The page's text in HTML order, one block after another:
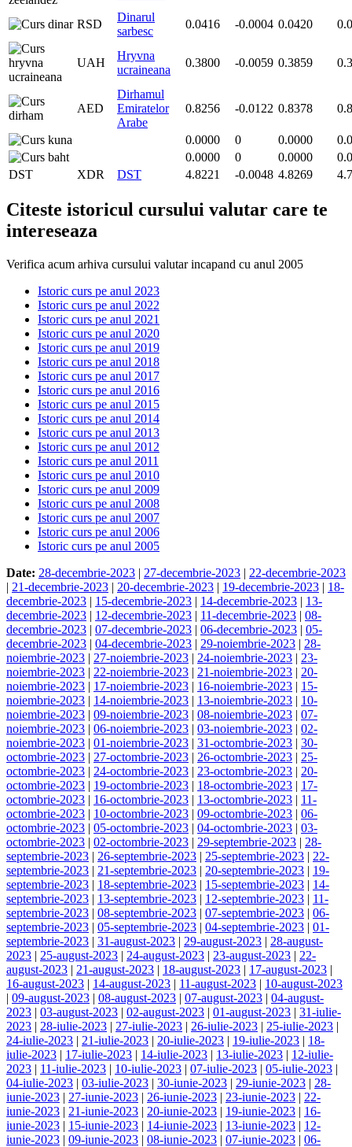
RSD
Dinarul
sarbesc
0.0416 -0.0004 0.0420
UAH
Hryvna
ucraineana
0.3800 -0.0059 0.3859
AED
Dirhamul
Emiratelor
Arabe
0.8256 -0.0122 0.8378
0.0000 0 0.0000
0.0000
0 0.0000
DST
XDR DST 4.8221 -0.0048 4.8269
Citeste istoricul cursului valutar care te
intereseaza
Verifica acum arhiva cursului valutar incapand cu anul 2005
Istoric curs pe anul 2023
Istoric curs pe anul 2022
Istoric curs pe anul 2021
Istoric curs pe anul 2020
Istoric curs pe anul 2019
Istoric curs pe anul 2018
Istoric curs pe anul 2017
Istoric curs pe anul 2016
Istoric curs pe anul 2015
Istoric curs pe anul 2014
Istoric curs pe anul 2013
Istoric curs pe anul 2012
Istoric curs pe anul 2011
Istoric curs pe anul 2010
Istoric curs pe anul 2009
Istoric curs pe anul 2008
Istoric curs pe anul 2007
Istoric curs pe anul 2006
Istoric curs pe anul 2005
Date: 28-decembrie-2023 | 27-decembrie-2023 | 22-decembrie-2023
| 21-decembrie-2023 | 20-decembrie-2023 | 19-decembrie-2023 | 18-
decembrie-2023 | 15-decembrie-2023 | 14-decembrie-2023 | 13-
decembrie-2023 | 12-decembrie-2023 | 11-decembrie-2023 | 08-
decembrie-2023 | 07-decembrie-2023 | 06-decembrie-2023 | 05-
decembrie-2023 | 04-decembrie-2023 | 29-noiembrie-2023 | 28-
noiembrie-2023 | 27-noiembrie-2023 | 24-noiembrie-2023 | 23-
noiembrie-2023 | 22-noiembrie-2023 | 21-noiembrie-2023 | 20-
noiembrie-2023 | 17-noiembrie-2023 | 16-noiembrie-2023 | 15-
noiembrie-2023 | 14-noiembrie-2023 | 13-noiembrie-2023 | 10-
noiembrie-2023 | 09-noiembrie-2023 | 08-noiembrie-2023 | 07-
noiembrie-2023 | 06-noiembrie-2023 | 03-noiembrie-2023 | 02-
noiembrie-2023 | 01-noiembrie-2023 | 31-octombrie-2023 | 30-
octombrie-2023 | 27-octombrie-2023 | 26-octombrie-2023 | 25-
octombrie-2023 | 24-octombrie-2023 | 23-octombrie-2023 | 20-
octombrie-2023 | 19-octombrie-2023 | 18-octombrie-2023 | 17-
octombrie-2023 | 16-octombrie-2023 | 13-octombrie-2023 | 11-
octombrie-2023 | 10-octombrie-2023 | 09-octombrie-2023 | 06-
octombrie-2023 | 05-octombrie-2023 | 04-octombrie-2023 | 03-
octombrie-2023 | 02-octombrie-2023 | 29-septembrie-2023 | 28-
septembrie-2023 | 26-septembrie-2023 | 25-septembrie-2023 | 22-
septembrie-2023 | 21-septembrie-2023 | 20-septembrie-2023 | 19-
septembrie-2023 | 18-septembrie-2023 | 15-septembrie-2023 | 14-
septembrie-2023 | 13-septembrie-2023 | 12-septembrie-2023 | 11-
septembrie-2023 | 08-septembrie-2023 | 07-septembrie-2023 | 06-
septembrie-2023 | 05-septembrie-2023 | 04-septembrie-2023 | 01-
septembrie-2023 | 31-august-2023 | 29-august-2023 | 28-august-
2023 | 25-august-2023 | 24-august-2023 | 23-august-2023 | 22-
august-2023 | 21-august-2023 | 18-august-2023 | 17-august-2023 |
16-august-2023 | 14-august-2023 | 11-august-2023 | 10-august-2023
| 09-august-2023 | 08-august-2023 | 07-august-2023 | 04-august-
2023 | 03-august-2023 | 02-august-2023 | 01-august-2023 | 31-iulie-
2023 | 28-iulie-2023 | 27-iulie-2023 | 26-iulie-2023 | 25-iulie-2023 |
24-iulie-2023 | 21-iulie-2023 | 20-iulie-2023 | 19-iulie-2023 | 18-
iulie-2023 | 17-iulie-2023 | 14-iulie-2023 | 13-iulie-2023 | 12-iulie-
2023 | 11-iulie-2023 | 10-iulie-2023 | 07-iulie-2023 | 05-iulie-2023 |
04-iulie-2023 | 03-iulie-2023 | 30-iunie-2023 | 29-iunie-2023 | 28-
iunie-2023 | 27-iunie-2023 | 26-iunie-2023 | 23-iunie-2023 | 22-
iunie-2023 | 21-iunie-2023 | 20-iunie-2023 | 19-iunie-2023 | 16-
iunie-2023 | 15-iunie-2023 | 14-iunie-2023 | 13-iunie-2023 | 12-
iunie-2023 | 09-iunie-2023 | 08-iunie-2023 | 07-iunie-2023 | 06-